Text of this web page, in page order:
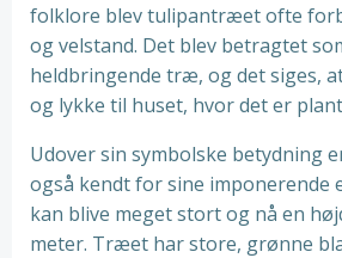
folklore blev tulipantræet ofte
og velstand. Det blev betragtet
heldbringende træ, og det siges,
og lykke til huset, hvor det er
Udover sin symbolske betydning
også kendt for sine imponerende
kan blive meget stort og nå en
meter. Træet har store, grønne